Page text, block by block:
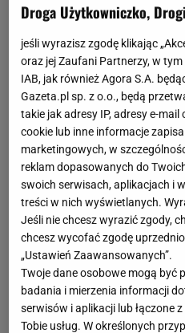
Droga Użytkowniczko,
jeśli wyrazisz zgodę klikając
oraz jej Zaufani Partnerzy, w tym
IAB, jak również Agora S.A.
Gazeta.pl sp. z o.o., będą
takie jak adresy IP, adresy e-
cookie lub inne informacje
marketingowych, w
reklam dopasowanych do
swoich serwisach, aplikacjach i
treści w nich wyświetlanych.
Jeśli nie chcesz wyrazić zgody,
chcesz wycofać zgodę
„Ustawień Zaawansowanych”.
Twoje dane osobowe mogą być
badania i mierzenia informacji
serwisów i aplikacji lub łączone
Tobie usług. W określonych